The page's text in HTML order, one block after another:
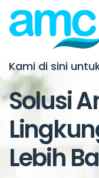
Kami di sini
Solusi
Lebih